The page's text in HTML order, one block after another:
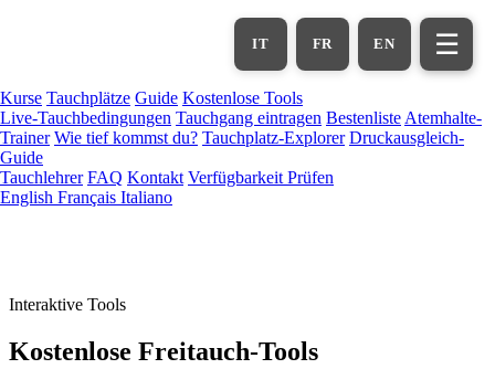
EN
FR
IT ☰
Kurse Tauchplätze Guide Kostenlose Tools
Live-Tauchbedingungen Tauchgang eintragen Bestenliste Atemhalte-
Trainer Wie tief kommst du? Tauchplatz-Explorer Druckausgleich-
Guide
Tauchlehrer FAQ Kontakt Verfügbarkeit Prüfen
English Français Italiano
Interaktive Tools
Kostenlose Freitauch-Tools